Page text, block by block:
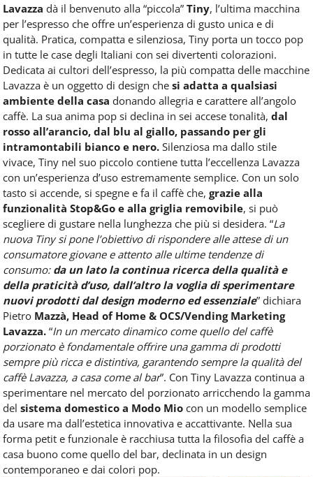
fuoricasa,
del
Food
Service
e
tutte
le
novità
del
comparto
Horeca.
Lavazza dà il benvenuto alla “piccola” Tiny, l’ultima macchina
per l’espresso che offre un’esperienza di gusto unica e di
qualità. Pratica, compatta e silenziosa, Tiny porta un tocco pop
in tutte le case degli Italiani con sei divertenti colorazioni.
Dedicata ai cultori dell’espresso, la più compatta delle macchine
Lavazza è un oggetto di design che si adatta a qualsiasi
ambiente della casa donando allegria e carattere all’angolo
caffè. La sua anima pop si declina in sei accese tonalità, dal
rosso all’arancio, dal blu al giallo, passando per gli
intramontabili bianco e nero. Silenziosa ma dallo stile
vivace, Tiny nel suo piccolo contiene tutta l’eccellenza Lavazza
con un’esperienza d’uso estremamente semplice. Con un solo
tasto si accende, si spegne e fa il caffè che, grazie alla
funzionalità Stop&Go e alla griglia removibile, si può
scegliere di gustare nella lunghezza che più si desidera. “La
nuova Tiny si pone l’obiettivo di rispondere alle attese di un
consumatore giovane e attento alle ultime tendenze di
consumo: da un lato la continua ricerca della qualità e
della praticità d’uso, dall’altro la voglia di sperimentare
nuovi prodotti dal design moderno ed essenziale” dichiara
Pietro Mazzà, Head of Home & OCS/Vending Marketing
Lavazza. “In un mercato dinamico come quello del caffè
porzionato è fondamentale offrire una gamma di prodotti
sempre più ricca e distintiva, garantendo sempre la qualità del
caffè Lavazza, a casa come al bar”. Con Tiny Lavazza continua a
sperimentare nel mercato del porzionato arricchendo la gamma
del sistema domestico a Modo Mio con un modello semplice
da usare ma dall’estetica innovativa e accattivante. Nella sua
forma petit e funzionale è racchiusa tutta la filosofia del caffè a
casa buono come quello del bar, declinata in un design
contemporaneo e dai colori pop.